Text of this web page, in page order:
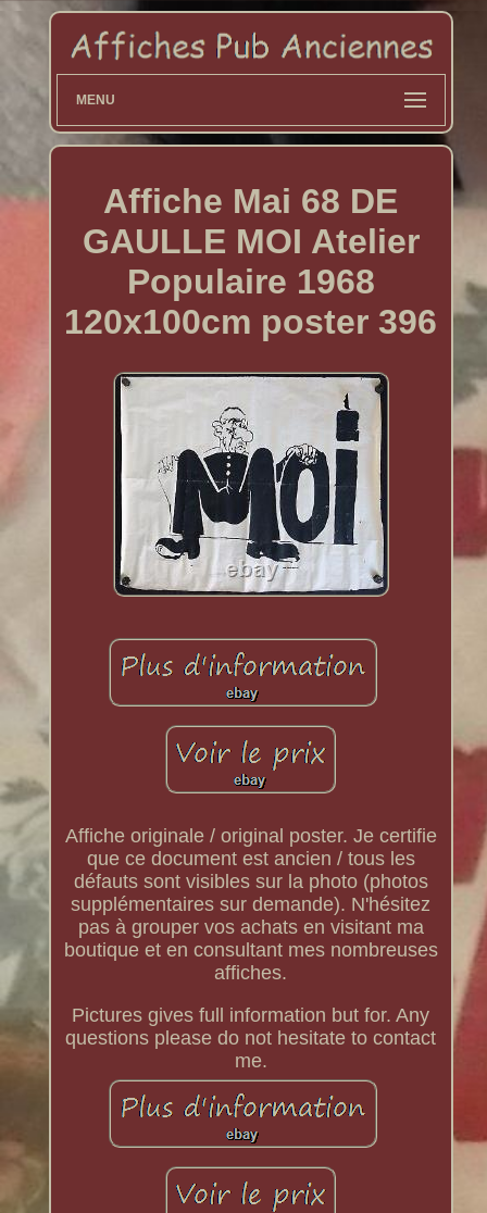
MENU
Affiche Mai 68 DE
GAULLE MOI Atelier
Populaire 1968
120x100cm poster 396
Affiche originale / original poster. Je certifie
que ce document est ancien / tous les
défauts sont visibles sur la photo (photos
supplémentaires sur demande). N'hésitez
pas à grouper vos achats en visitant ma
boutique et en consultant mes nombreuses
affiches.
Pictures gives full information but for. Any
questions please do not hesitate to contact
me.